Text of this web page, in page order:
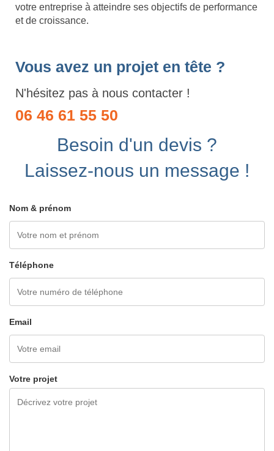
votre entreprise à atteindre ses objectifs de performance
et de croissance.
Vous avez un projet en tête ?
N'hésitez pas à nous contacter !
06 46 61 55 50
Besoin d'un devis ?
Laissez-nous un message !
Nom & prénom
Téléphone
Email
Votre projet